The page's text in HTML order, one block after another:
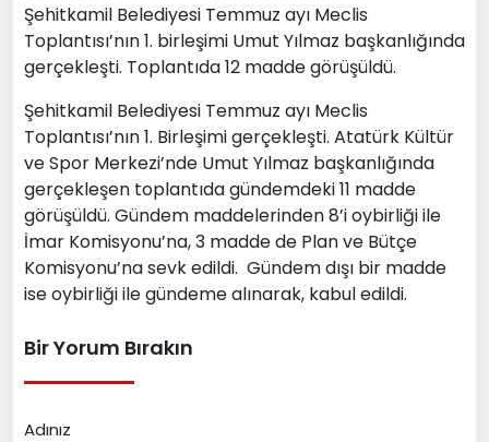
Şehitkamil Belediyesi Temmuz ayı Meclis
Toplantısı’nın 1. birleşimi Umut Yılmaz başkanlığında
gerçekleşti. Toplantıda 12 madde görüşüldü.
Şehitkamil Belediyesi Temmuz ayı Meclis
Toplantısı’nın 1. Birleşimi gerçekleşti. Atatürk Kültür
ve Spor Merkezi’nde Umut Yılmaz başkanlığında
gerçekleşen toplantıda gündemdeki 11 madde
görüşüldü. Gündem maddelerinden 8’i oybirliği ile
İmar Komisyonu’na, 3 madde de Plan ve Bütçe
Komisyonu’na sevk edildi. Gündem dışı bir madde
ise oybirliği ile gündeme alınarak, kabul edildi.
Bir Yorum Bırakın
Adınız